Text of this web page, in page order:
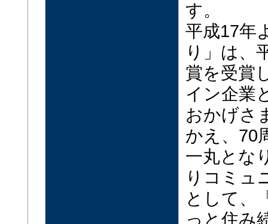
す。
平成17年
り」は、
賞を受賞
イン企業
おかげさ
かえ、70
一丸とな
りコミュ
として、
っと住み